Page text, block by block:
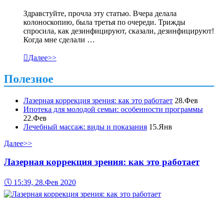
Здравстуйте, прочла эту статью. Вчера делала
колоноскопию, была третья по очереди. Трижды
спросила, как дезинфицируют, сказали, дезинфицируют!
Когда мне сделали …
Далее>>
Полезное
Лазерная коррекция зрения: как это работает 28.Фев
Ипотека для молодой семьи: особенности программы
22.Фев
Лечебный массаж: виды и показания 15.Янв
Далее>>
Лазерная коррекция зрения: как это работает
🕔 15:39, 28.Фев 2020